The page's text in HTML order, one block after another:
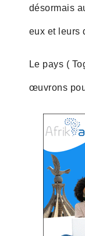
désormais
eux et leurs
Le pays (
œuvrons